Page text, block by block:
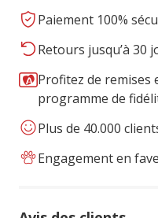
Paiement 100%
Retours jusqu’à 30
Profitez de remises
programme de
Plus de 40.000
Engagement en